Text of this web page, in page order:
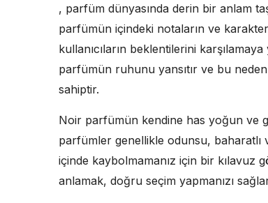
, parfüm dünyasında derin bir anlam
parfümün içindeki notaların ve
kullanıcıların beklentilerini
parfümün ruhunu yansıtır ve bu
sahiptir.
Noir parfümün kendine has yoğun ve
parfümler genellikle odunsu, baharatlı
içinde kaybolmamanız için bir kılavuz
anlamak, doğru seçim yapmanızı